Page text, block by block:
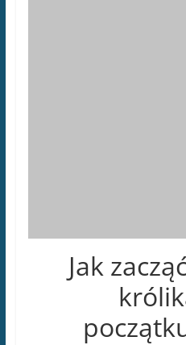
Jak zacząć rysować
Rysowanie jest